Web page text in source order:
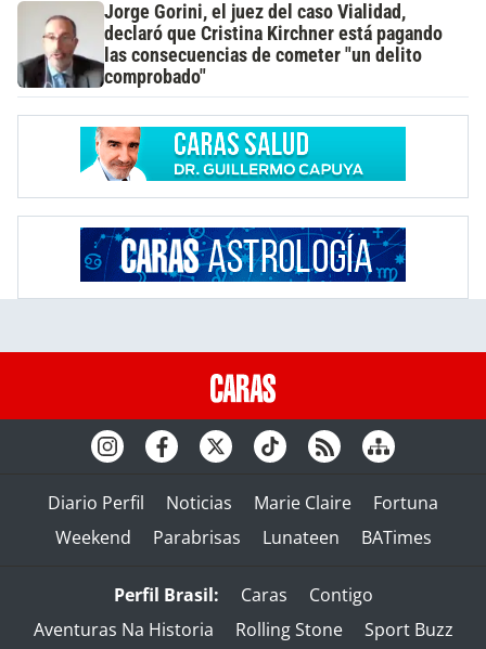
Jorge Gorini, el juez del caso Vialidad,
declaró que Cristina Kirchner está pagando
las consecuencias de cometer "un delito
comprobado"
Diario Perfil Noticias Marie Claire
Fortuna
Weekend
Parabrisas Lunateen BATimes
Perfil Brasil: Caras
Contigo
Aventuras Na Historia
Rolling Stone Sport Buzz